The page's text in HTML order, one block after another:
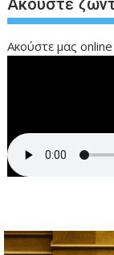
Ακούστε μας